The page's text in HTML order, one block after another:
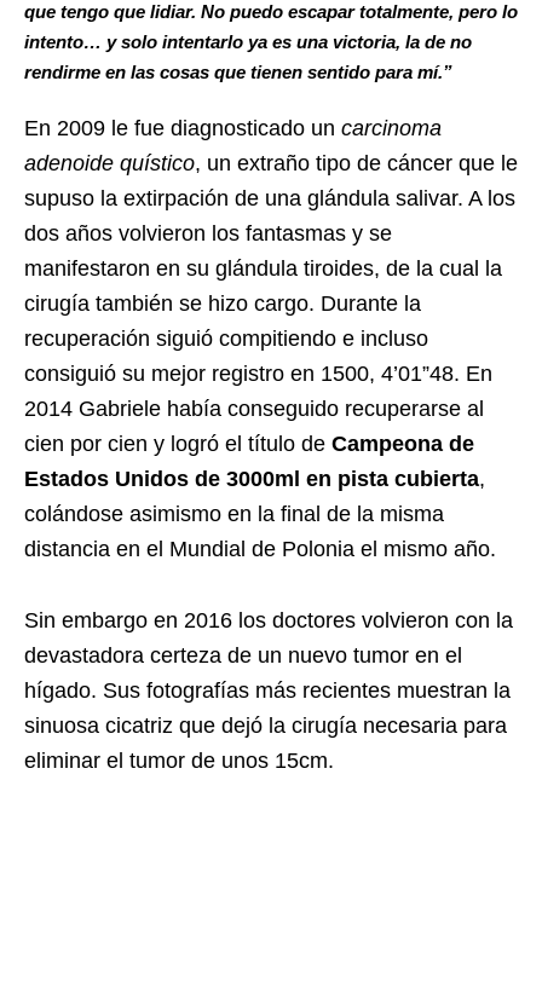
que tengo que lidiar. No puedo escapar totalmente, pero lo
intento… y solo intentarlo ya es una victoria, la de no
rendirme en las cosas que tienen sentido para mí.”
En 2009 le fue diagnosticado un carcinoma
adenoide quístico, un extraño tipo de cáncer que le
supuso la extirpación de una glándula salivar. A los
dos años volvieron los fantasmas y se
manifestaron en su glándula tiroides, de la cual la
cirugía también se hizo cargo. Durante la
recuperación siguió compitiendo e incluso
consiguió su mejor registro en 1500, 4’01”48. En
2014 Gabriele había conseguido recuperarse al
cien por cien y logró el título de Campeona de
Estados Unidos de 3000ml en pista cubierta,
colándose asimismo en la final de la misma
distancia en el Mundial de Polonia el mismo año.
Sin embargo en 2016 los doctores volvieron con la
devastadora certeza de un nuevo tumor en el
hígado. Sus fotografías más recientes muestran la
sinuosa cicatriz que dejó la cirugía necesaria para
eliminar el tumor de unos 15cm.